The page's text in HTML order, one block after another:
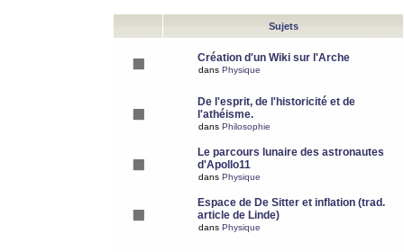
Sujets
Création d'un Wiki sur l'Arche
dans Physique
De l'esprit, de l'historicité et de
l'athéisme.
dans Philosophie
Le parcours lunaire des astronautes
d'Apollo11
dans Physique
Espace de De Sitter et inflation (trad.
article de Linde)
dans Physique